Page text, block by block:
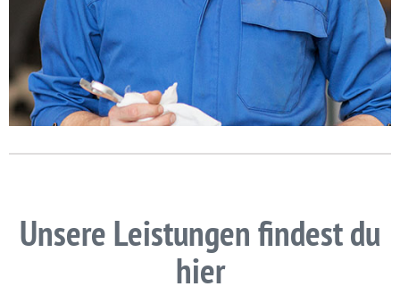
Unsere Leistungen findest du
hier